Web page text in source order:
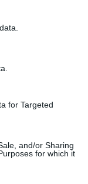
for Targeted
and/or Sharing
for which it
ότι αν υπήρχε
στον άλλον,
Νοτίου
είπε,
η προτίμηση,
και